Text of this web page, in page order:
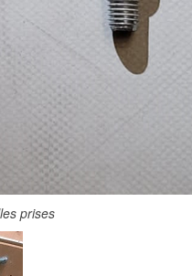
prises